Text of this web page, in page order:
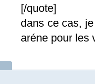
[/quote]
dans ce cas,
aréne pour les